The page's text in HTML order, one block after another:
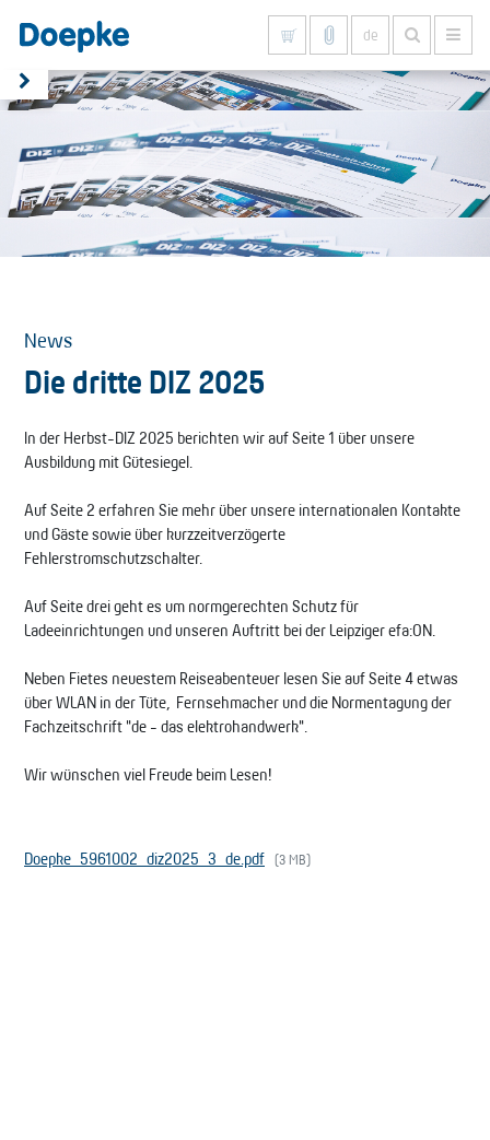
de
Alles anzeigen
News
Die dritte DIZ 2025
In der Herbst-DIZ 2025 berichten wir auf Seite 1 über unsere
Ausbildung mit Gütesiegel.
Auf Seite 2 erfahren Sie mehr über unsere internationalen Kontakte
und Gäste sowie über kurzzeitverzögerte
Fehlerstromschutzschalter.
Auf Seite drei geht es um normgerechten Schutz für
Ladeeinrichtungen und unseren Auftritt bei der Leipziger efa:ON.
Neben Fietes neuestem Reiseabenteuer lesen Sie auf Seite 4 etwas
über WLAN in der Tüte, Fernsehmacher und die Normentagung der
Fachzeitschrift "de - das elektrohandwerk".
Wir wünschen viel Freude beim Lesen!
Doepke_5961002_diz2025_3_de.pdf (3 MB)